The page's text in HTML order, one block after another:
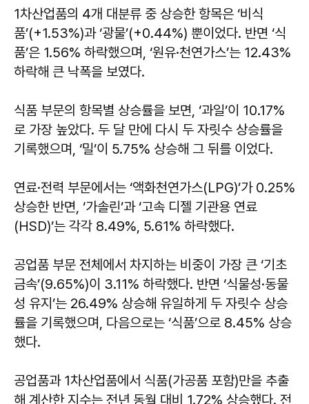
1차산업품의 4개 대분류 중 상승한 항목은 ‘비식
품’(+1.53%)과 ‘광물’(+0.44%) 뿐이었다. 반면 ‘식
품’은 1.56% 하락했으며, ‘원유·천연가스’는 12.43%
하락해 큰 낙폭을 보였다.
식품 부문의 항목별 상승률을 보면, ‘과일’이 10.17%
로 가장 높았다. 두 달 만에 다시 두 자릿수 상승률을
기록했으며, ‘밀’이 5.75% 상승해 그 뒤를 이었다.
연료·전력 부문에서는 ‘액화천연가스(LPG)’가 0.25%
상승한 반면, ‘가솔린’과 ‘고속 디젤 기관용 연료
(HSD)’는 각각 8.49%, 5.61% 하락했다.
공업품 부문 전체에서 차지하는 비중이 가장 큰 ‘기초
금속’(9.65%)이 3.11% 하락했다. 반면 ‘식물성·동물
성 유지’는 26.49% 상승해 유일하게 두 자릿수 상승
률을 기록했으며, 다음으로는 ‘식품’으로 8.45% 상승
했다.
공업품과 1차산업품에서 식품(가공품 포함)만을 추출
해 계산한 지수는 전년 동월 대비 1.72% 상승했다. 전